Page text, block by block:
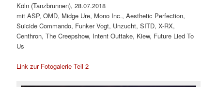
Köln (Tanzbrunnen), 28.07.2018
mit ASP, OMD, Midge Ure, Mono Inc., Aesthetic Perfection,
Suicide Commando, Funker Vogt, Unzucht, SITD, X-RX,
Centhron, The Creepshow, Intent Outtake, Kiew, Future Lied To
Us
Link zur Fotogalerie Teil 2